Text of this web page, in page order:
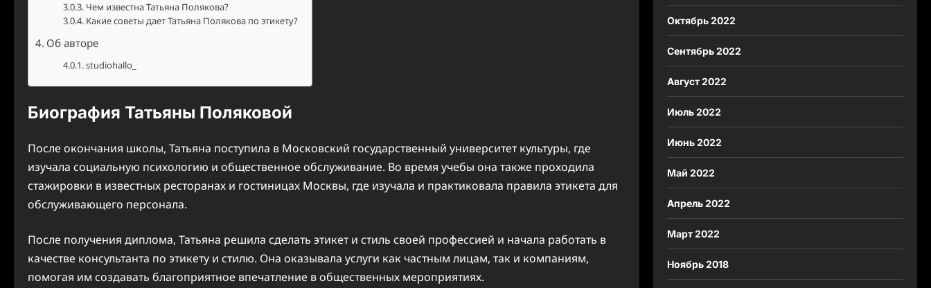
Чем известна Татьяна Полякова?
Какие советы дает Татьяна Полякова по этикету?
Об авторе
studiohallo_
Биография Татьяны Поляковой
После окончания школы, Татьяна поступила в Московский государственный университет культуры, где
изучала социальную психологию и общественное обслуживание. Во время учебы она также проходила
стажировки в известных ресторанах и гостиницах Москвы, где изучала и практиковала правила этикета для
обслуживающего персонала.
После получения диплома, Татьяна решила сделать этикет и стиль своей профессией и начала работать в
качестве консультанта по этикету и стилю. Она оказывала услуги как частным лицам, так и компаниям,
помогая им создавать благоприятное впечатление в общественных мероприятиях.
Октябрь 2022
Сентябрь 2022
Август 2022
Июль 2022
Июнь 2022
Май 2022
Апрель 2022
Март 2022
Ноябрь 2018